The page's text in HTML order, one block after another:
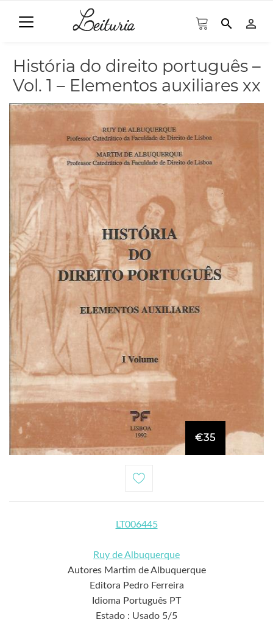
search person_outline
História do direito português –
Vol. 1 – Elementos auxiliares xx
€35
LT006445
Ruy de Albuquerque
Autores Martim de Albuquerque
Editora Pedro Ferreira
Idioma Português PT
Estado : Usado 5/5